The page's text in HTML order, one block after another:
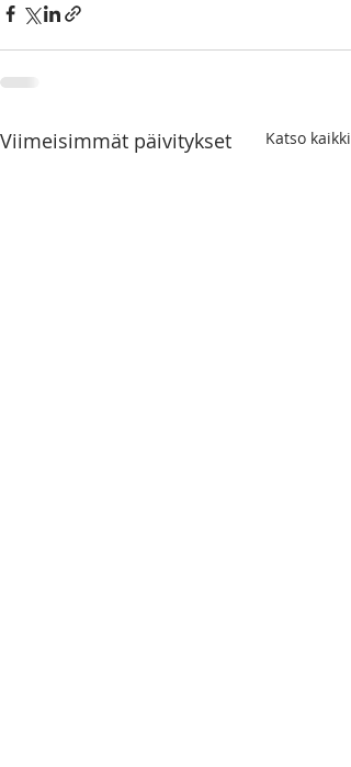
Viimeisimmät päivitykset Katso kaikki